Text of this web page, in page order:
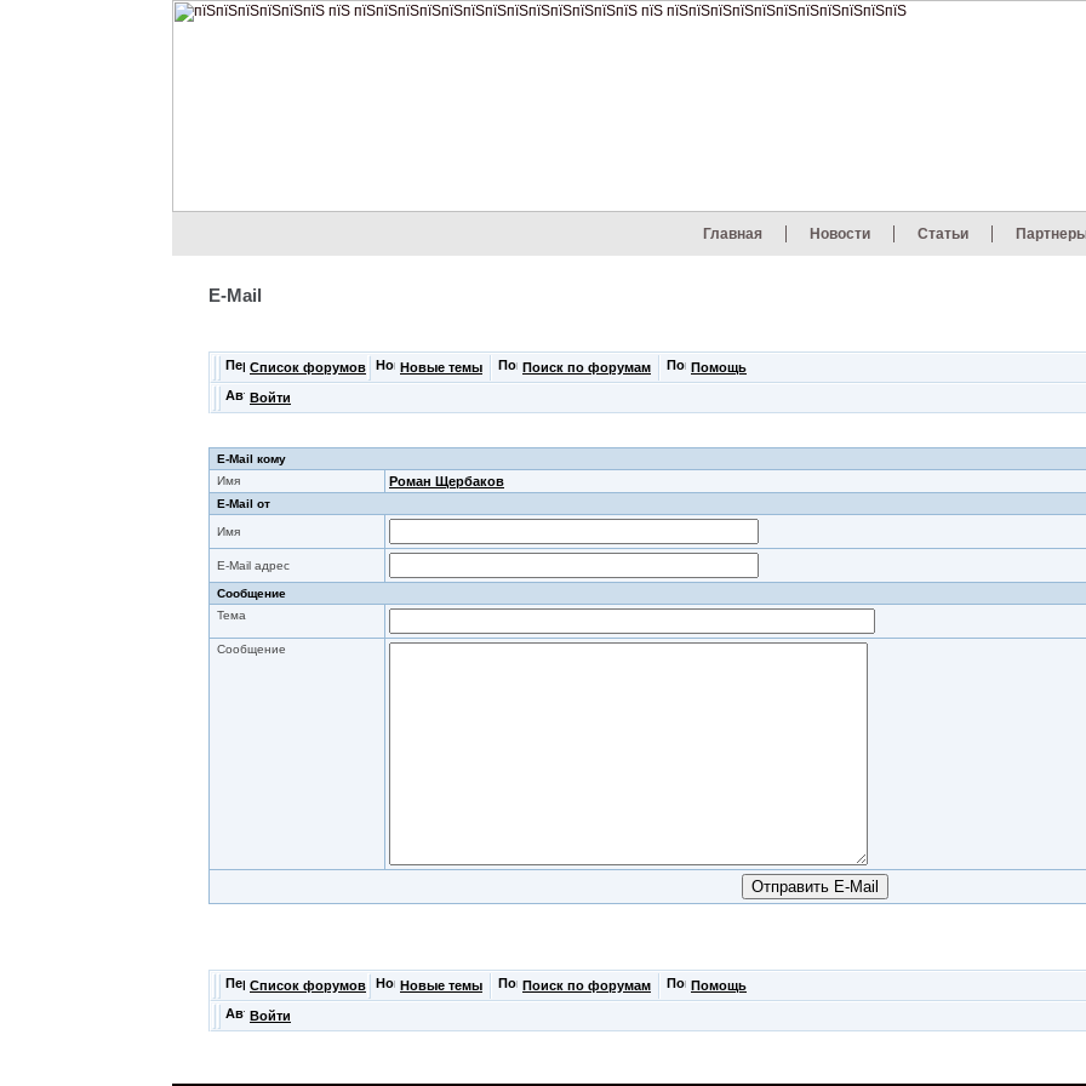
Главная Новости Статьи
E-Mail
Список форумов Новые темы Поиск по форумам Помощь
Войти
E-Mail кому
Имя
Роман Щербаков
E-Mail от
Имя
E-Mail адрес
Сообщение
Тема
Сообщение
Список форумов Новые темы Поиск по форумам Помощь
Войти